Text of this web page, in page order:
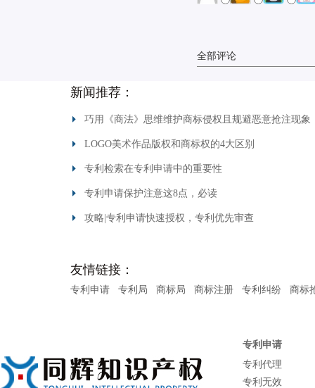
全部评论
新闻推荐：
巧用《商法》思维维护商标侵权且规避恶意抢注现象
LOGO美术作品版权和商标权的4大区别
专利检索在专利申请中的重要性
专利申请保护注意这8点，必读
攻略|专利申请快速授权，专利优先审查
友情链接：
专利申请 专利局 商标局 商标注册 专利纠纷 商标
专利申请
专利代理
专利无效